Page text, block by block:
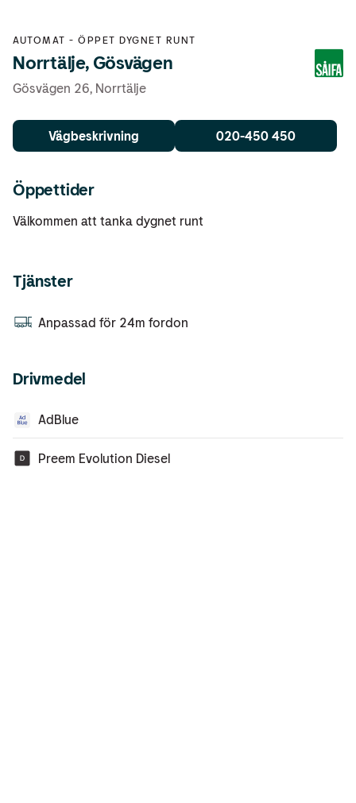
AUTOMAT -ÖPPET DYGNET RUNT
Norrtälje, Gösvägen
Gösvägen 26, Norrtälje
Vägbeskrivning 020-450 450
Öppettider
Välkommen att tanka dygnet runt
Tjänster
Anpassad för 24m fordon
Drivmedel
AdBlue
Preem Evolution Diesel